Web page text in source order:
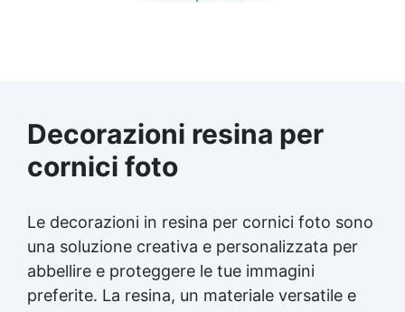
Decorazioni resina per
cornici foto
Le decorazioni in resina per cornici foto sono
una soluzione creativa e personalizzata per
abbellire e proteggere le tue immagini
preferite. La resina, un materiale versatile e